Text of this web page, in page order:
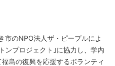
市のNPO法人ザ・ピープルによ
ンプロジェクト｣に協力し、学内
島の復興を応援するボランティ